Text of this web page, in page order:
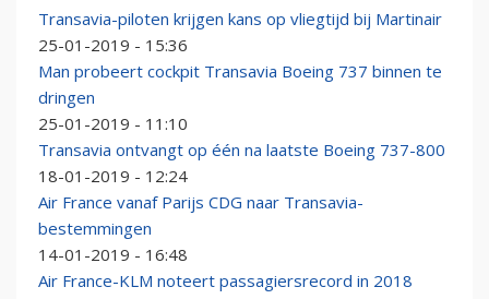
Transavia-piloten krijgen kans op vliegtijd bij Martinair
25-01-2019 - 15:36
Man probeert cockpit Transavia Boeing 737 binnen te
dringen
25-01-2019 - 11:10
Transavia ontvangt op één na laatste Boeing 737-800
18-01-2019 - 12:24
Air France vanaf Parijs CDG naar Transavia-
bestemmingen
14-01-2019 - 16:48
Air France-KLM noteert passagiersrecord in 2018